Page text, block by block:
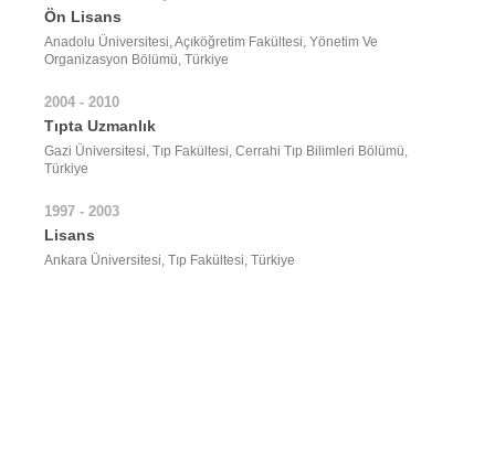
Ön Lisans
Anadolu Üniversitesi, Açıköğretim Fakültesi, Yönetim Ve
Organizasyon Bölümü, Türkiye
2004 - 2010
Tıpta Uzmanlık
Gazi Üniversitesi, Tıp Fakültesi, Cerrahi Tıp Bilimleri Bölümü,
Türkiye
1997 - 2003
Lisans
Ankara Üniversitesi, Tıp Fakültesi, Türkiye